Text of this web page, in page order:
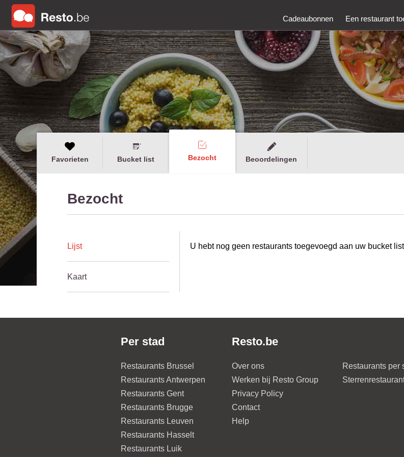
Cadeaubonnen Een restaurant
Favorieten Bucket list Bezocht Beoordelingen
Bezocht
Lijst
Kaart
U hebt nog geen restaurants toegevoegd aan uw bucket
Per stad
Restaurants Brussel
Restaurants Antwerpen
Restaurants Gent
Restaurants Brugge
Restaurants Leuven
Restaurants Hasselt
Restaurants Luik
Resto.be
Over ons
Werken bij Resto Group
Privacy Policy
Contact
Help
Restaurants per